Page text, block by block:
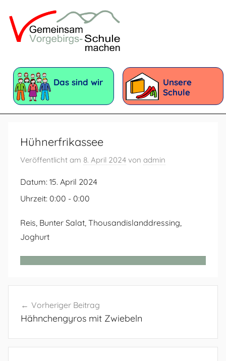
Inhalt
springen
Vorgebirgsschule
mit
dem
Förderschwerpunkt:
Das sind wir
Unsere
Schule
Hühnerfrikassee
Veröffentlicht am 8. April 2024 von admin
Datum: 15. April 2024
Uhrzeit: 0:00 - 0:00
Reis, Bunter Salat, Thousandislanddressing,
Joghurt
Vorheriger Beitrag
Hähnchengyros mit Zwiebeln